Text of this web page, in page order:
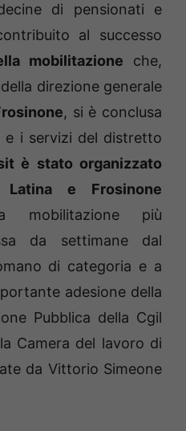
di pensionati e
al successo
mobilitazione che,
direzione generale
, si è conclusa
e i servizi del distretto
è stato organizzato
e Frosinone
mobilitazione più
da settimane dal
di categoria e a
adesione della
Pubblica della Cgil
Camera del lavoro di
da Vittorio Simeone